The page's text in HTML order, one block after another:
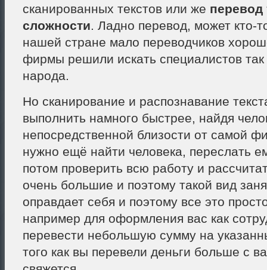
сканированных текстов или же перевод
сложности. Ладно перевод, может кто-
нашей стране мало переводчиков
фирмы решили искать специалистов так
народа.
Но сканирование и распознавание
выполнить намного быстрее, найдя
непосредственной близости от самой
нужно ещё найти человека, переслать
потом проверить всю работу и
очень большие и поэтому такой вид
оправдает себя и поэтому все это
например для оформления вас как
перевести небольшую сумму на
того как вы перевели деньги больше с